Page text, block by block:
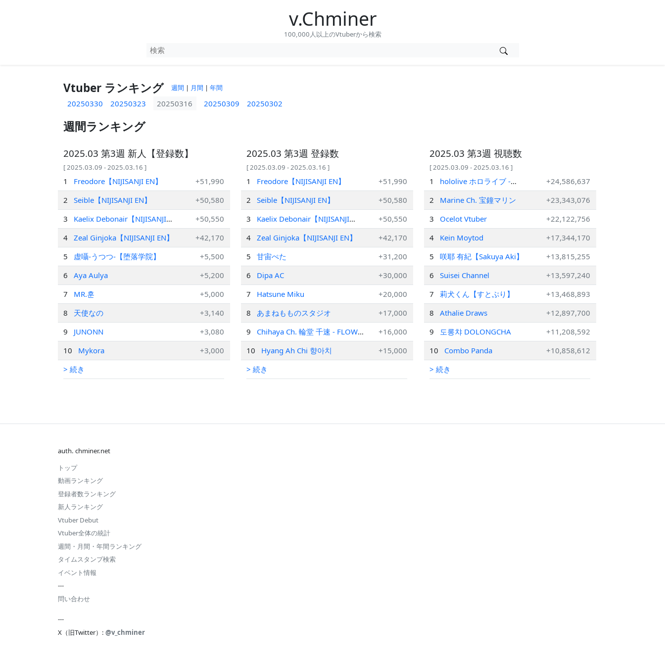
v.Chminer
100,000人以上のVtuberから検索
Vtuber ランキング 週間 | 月間 |年間
20250330 20250323 20250316 20250309 20250302
週間ランキング
2025.03 第3週 新人【登録数】
[ 2025.03.09 - 2025.03.16 ]
1 Freodore【NIJISANJI EN】
+51,990
2
Seible【NIJISANJI EN】
+50,580
3
Kaelix Debonair【NIJISANJI
EN】
+50,550
4 Zeal Ginjoka【NIJISANJI EN】
+42,170
5
虚囁‐うつつ‐【堕落学院】
+5,500
6
Aya Aulya
+5,200
7
MR.훈
+5,000
8
天使なの
+3,140
9
JUNONN
+3,080
10
Mykora
+3,000
> 続き
2025.03 第3週 登録数
[ 2025.03.09 - 2025.03.16 ]
1 Freodore【NIJISANJI EN】
+51,990
2
Seible【NIJISANJI EN】
+50,580
3
Kaelix Debonair【NIJISANJI
EN】
+50,550
4 Zeal Ginjoka【NIJISANJI EN】
+42,170
5
甘宙ぺた
+31,200
6
Dipa AC
+30,000
7
Hatsune Miku
+20,000
8
あまねもものスタジオ
+17,000
9
Chihaya Ch. 輪堂 千速 - FLOW
GLOW
+16,000
10
Hyang Ah Chi 향아치
+15,000
> 続き
2025.03 第3週 視聴数
[ 2025.03.09 - 2025.03.16 ]
1
hololive ホロライブ -
VTuber Group
+24,586,637
2
Marine Ch. 宝鐘マリン
+23,343,076
3
Ocelot Vtuber
+22,122,756
4
Kein Moytod
+17,344,170
5
咲耶 有紀【Sakuya Aki】
+13,815,255
6
Suisei Channel
+13,597,240
7
莉犬くん【すとぷり】
+13,468,893
8
Athalie Draws
+12,897,700
9
도롱챠 DOLONGCHA
+11,208,592
10
Combo Panda
+10,858,612
> 続き
auth. chminer.net
トップ
動画ランキング
登録者数ランキング
新人ランキング
Vtuber Debut
Vtuber全体の統計
週間・月間・年間ランキング
タイムスタンプ検索
イベント情報
---
問い合わせ
---
X（旧Twitter）: @v_chminer